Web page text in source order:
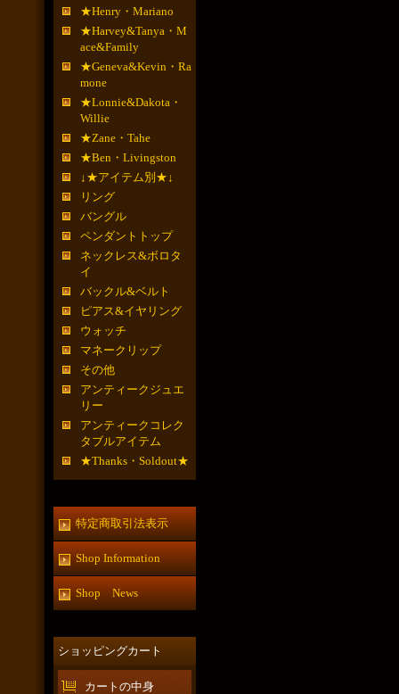
★Henry・Mariano
★Harvey&Tanya・M
ace&Family
★Geneva&Kevin・Ra
mone
★Lonnie&Dakota・
Willie
★Zane・Tahe
★Ben・Livingston
↓★アイテム別★↓
リング
バングル
ペンダントトップ
ネックレス&ボロタ
イ
バックル&ベルト
ピアス&イヤリング
ウォッチ
マネークリップ
その他
アンティークジュエ
リー
アンティークコレク
タブルアイテム
★Thanks・Soldout★
特定商取引法表示
Shop Information
Shop News
ショッピングカート
カートの中身